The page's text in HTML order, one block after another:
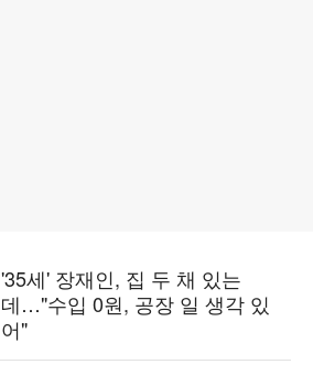
'35세' 장재인, 집 두 채 있는
데…"수입 0원, 공장 일 생각 있
어"